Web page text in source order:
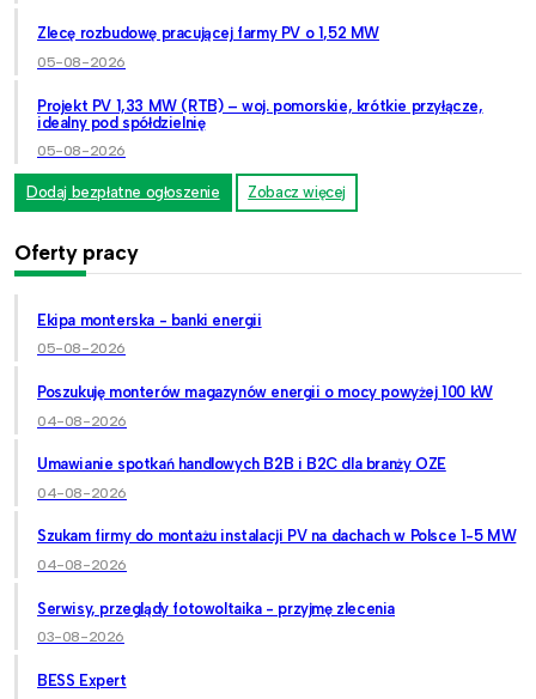
Zlecę rozbudowę pracującej farmy PV o 1,52 MW
05-08-2026
Projekt PV 1,33 MW (RTB) – woj. pomorskie, krótkie przyłącze,
idealny pod spółdzielnię
05-08-2026
Dodaj bezpłatne ogłoszenie Zobacz więcej
Oferty pracy
Ekipa monterska - banki energii
05-08-2026
Poszukuję monterów magazynów energii o mocy powyżej 100 kW
04-08-2026
Umawianie spotkań handlowych B2B i B2C dla branży OZE
04-08-2026
Szukam firmy do montażu instalacji PV na dachach w Polsce 1-5 MW
04-08-2026
Serwisy, przeglądy fotowoltaika - przyjmę zlecenia
03-08-2026
BESS Expert